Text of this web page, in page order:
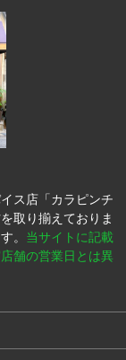
ス店「カラピンチ
取り揃えておりま
。 当サイトに記載
舗の営業日とは異